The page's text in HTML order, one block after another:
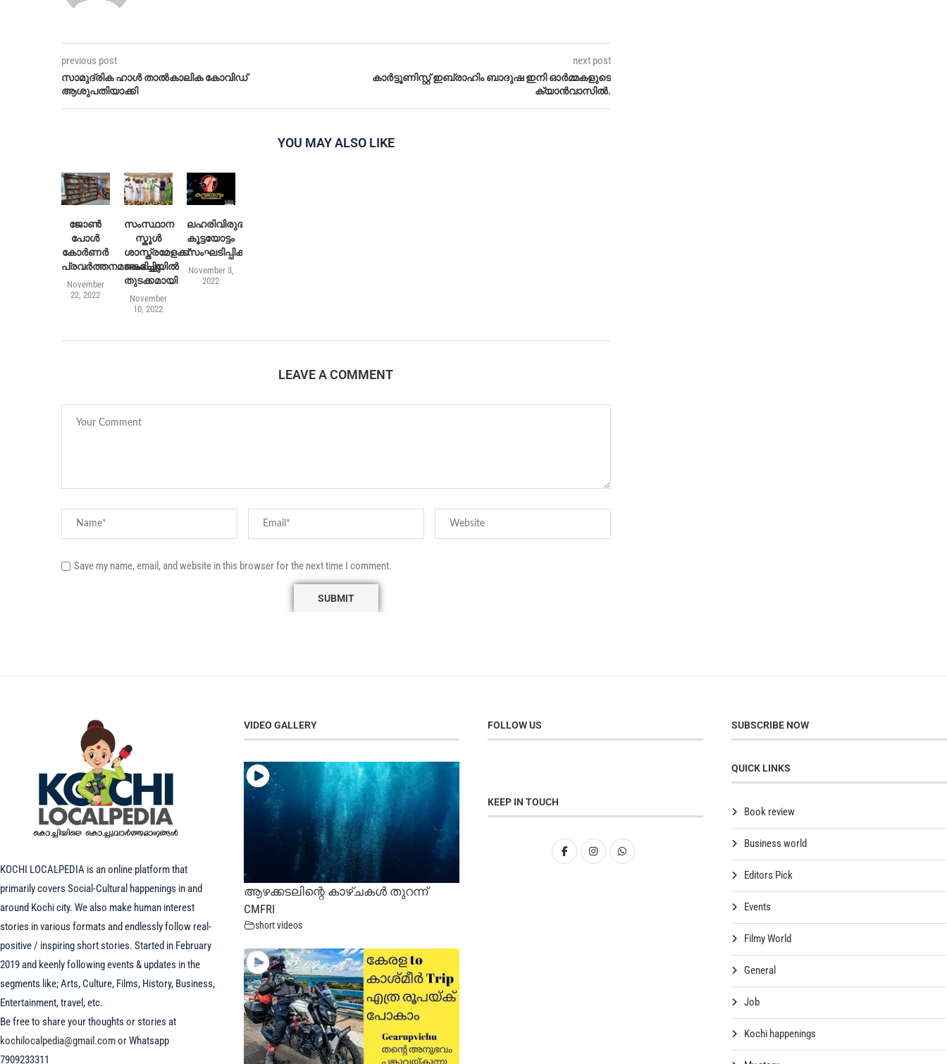
previous post
സാമുദ്രിക ഹാൾ താൽകാലിക കോവിഡ്
ആശുപതിയാക്കി
next post
കാർട്ടൂണിസ്റ്റ് ഇബ്രാഹിം ബാദുഷ ഇനി ഓർമ്മകളുടെ
ക്യാൻവാസിൽ.
YOU MAY ALSO LIKE
ജോൺ
പോൾ
കോർണർ
പ്രവർത്തനമാരംഭിച്ചു
November
22, 2022
സംസ്ഥാന
സ്കൂൾ
ശാസ്ത്രമേളക്ക്
കൊച്ചിയിൽ
തുടക്കമായി
November
10, 2022
ലഹരിവിരുദ്ധ
കൂട്ടയോട്ടം
സംഘടിപ്പിക്കുന്നു
November 3,
2022
LEAVE A COMMENT
Save my name, email, and website in this browser for the next time I comment.
KOCHI LOCALPEDIA is an online platform that
primarily covers Social-Cultural happenings in and
around Kochi city. We also make human interest
stories in various formats and endlessly follow real-
positive / inspiring short stories. Started in February
2019 and keenly following events & updates in the
segments like; Arts, Culture, Films, History, Business,
Entertainment, travel, etc.
Be free to share your thoughts or stories at
kochilocalpedia@gmail.comor Whatsapp
7909233311
VIDEO GALLERY
ആഴക്കടലിന്റെ കാഴ്ചകൾ തുറന്ന്
CMFRI
short videos
FOLLOW US
KEEP IN TOUCH
SUBSCRIBE NOW
QUICK LINKS
Book review
Business world
Editors Pick
Events
Filmy World
General
Job
Kochi happenings